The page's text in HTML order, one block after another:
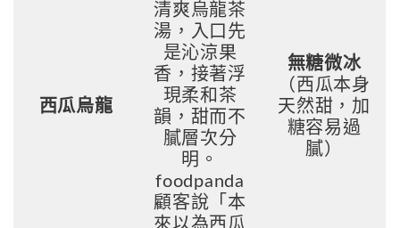
西瓜烏龍
清爽烏龍茶
湯，入口先
是沁涼果
香，接著浮
現柔和茶
韻，甜而不
膩層次分
明。
foodpanda
顧客說「本
來以為西瓜
無糖微冰
（西瓜本身
天然甜，加
糖容易過
膩）